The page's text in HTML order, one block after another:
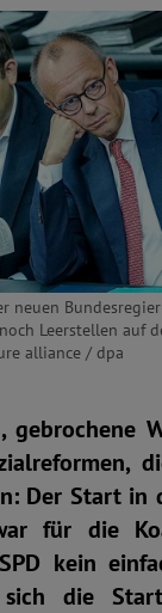
neuen
Leerstellen auf
alliance / dpa
gebrochene
Der Start in
für die
kein
die